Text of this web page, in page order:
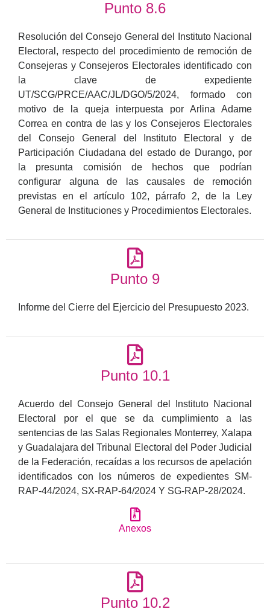
Punto 8.6
Resolución del Consejo General del Instituto Nacional
Electoral, respecto del procedimiento de remoción de
Consejeras y Consejeros Electorales identificado con
la clave de expediente
UT/SCG/PRCE/AAC/JL/DGO/5/2024, formado con
motivo de la queja interpuesta por Arlina Adame
Correa en contra de las y los Consejeros Electorales
del Consejo General del Instituto Electoral y de
Participación Ciudadana del estado de Durango, por
la presunta comisión de hechos que podrían
configurar alguna de las causales de remoción
previstas en el artículo 102, párrafo 2, de la Ley
General de Instituciones y Procedimientos Electorales.
Punto 9
Informe del Cierre del Ejercicio del Presupuesto 2023.
Punto 10.1
Acuerdo del Consejo General del Instituto Nacional
Electoral por el que se da cumplimiento a las
sentencias de las Salas Regionales Monterrey, Xalapa
y Guadalajara del Tribunal Electoral del Poder Judicial
de la Federación, recaídas a los recursos de apelación
identificados con los números de expedientes SM-
RAP-44/2024, SX-RAP-64/2024 Y SG-RAP-28/2024.
Anexos
Punto 10.2